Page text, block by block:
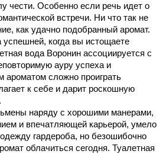
чести. Особенно если речь идет о
встречи. Ни что так не
как удачно подобранный аромат.
успешней, когда вы истощаете
вода Воронин ассоциируется с
ауру успеха и
ароматом сложно проиграть
к себе и дарит роскошную
наряду с хорошими манерами,
и впечатляющей карьерой, умело
гардероба, но безошибочно
облачиться сегодня. Туалетная